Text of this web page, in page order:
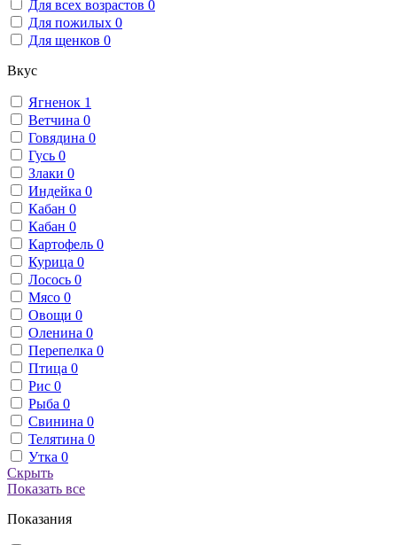
Для всех возрастов 0
Для пожилых 0
Для щенков 0
Вкус
Ягненок 1
Ветчина 0
Говядина 0
Гусь 0
Злаки 0
Индейка 0
Кабан 0
Кабан 0
Картофель 0
Курица 0
Лосось 0
Мясо 0
Овощи 0
Оленина 0
Перепелка 0
Птица 0
Рис 0
Рыба 0
Свинина 0
Телятина 0
Утка 0
Скрыть
Показать все
Показания